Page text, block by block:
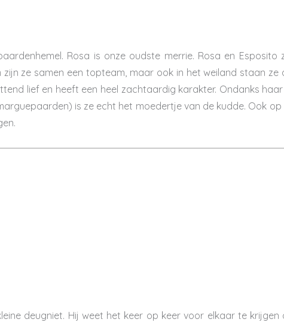
Rosa is onze oudste merrie. Rosa en Esposito
ze samen een topteam, maar ook in het weiland staan ze
lief en heeft een heel zachtaardig karakter. Ondanks
is ze echt het moedertje van de kudde. Ook
deugniet. Hij weet het keer op keer voor elkaar te